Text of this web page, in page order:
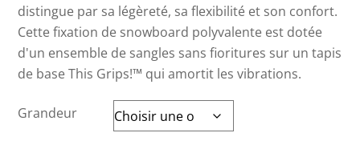
distingue par sa légèreté, sa flexibilité et son confort.
Cette fixation de snowboard polyvalente est dotée
d'un ensemble de sangles sans fioritures sur un tapis
de base This Grips!™ qui amortit les vibrations.
Grandeur